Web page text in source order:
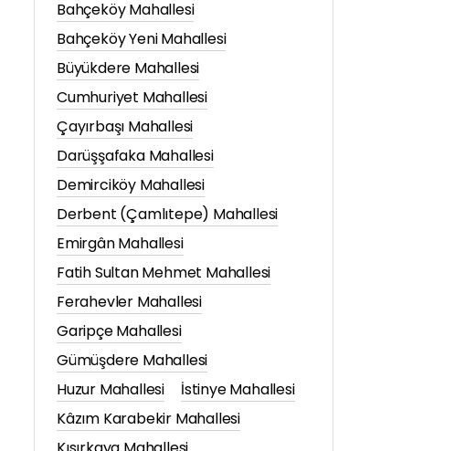
Bahçeköy Mahallesi
Bahçeköy Yeni Mahallesi
Büyükdere Mahallesi
Cumhuriyet Mahallesi
Çayırbaşı Mahallesi
Darüşşafaka Mahallesi
Demirciköy Mahallesi
Derbent (Çamlıtepe) Mahallesi
Emirgân Mahallesi
Fatih Sultan Mehmet Mahallesi
Ferahevler Mahallesi
Garipçe Mahallesi
Gümüşdere Mahallesi
Huzur Mahallesi
İstinye Mahallesi
Kâzım Karabekir Mahallesi